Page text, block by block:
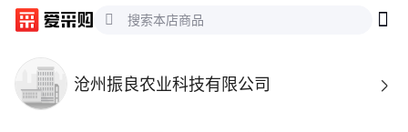
沧州振良农业科技有限公司 